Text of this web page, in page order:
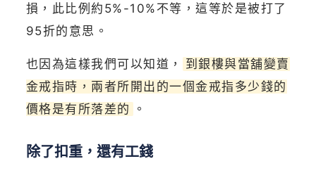
損，此比例約5%-10%不等，這等於是被打了
95折的意思。
也因為這樣我們可以知道，
到銀樓與當舖變賣
金戒指時，兩者所開出的一個金戒指多少錢的
價格是有所落差的
。
除了扣重，還有工錢